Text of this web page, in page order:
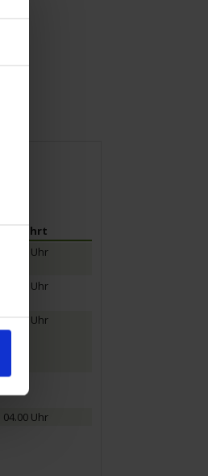
Abfahrt
15.30 Uhr
21.00 Uhr
15.00 Uhr
04.00 Uhr